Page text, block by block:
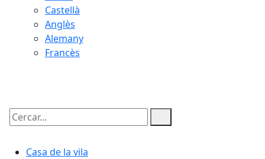
Castellà
Anglès
Alemany
Francès
Cercar:
Casa de la vila